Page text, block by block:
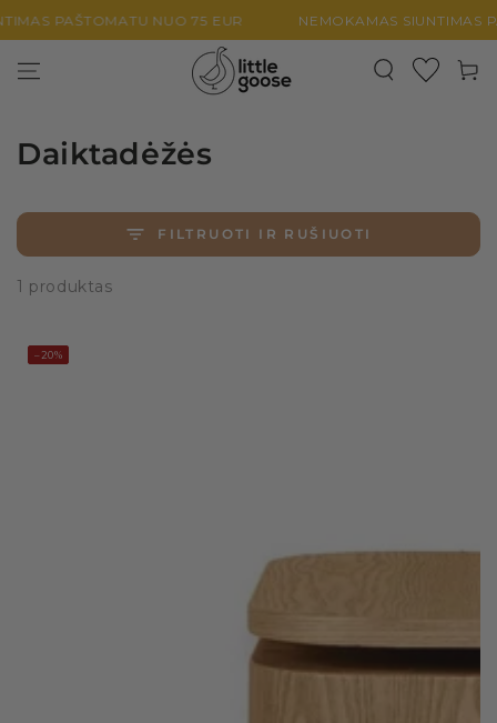
PEREITI PRIE
TURINIO
PAŠTOMATU NUO 75 EUR NEMOKAMAS SIUNTIMAS
Daiktadėžės
FILTRUOTI IR RUŠIUOTI
1 produktas
–20%